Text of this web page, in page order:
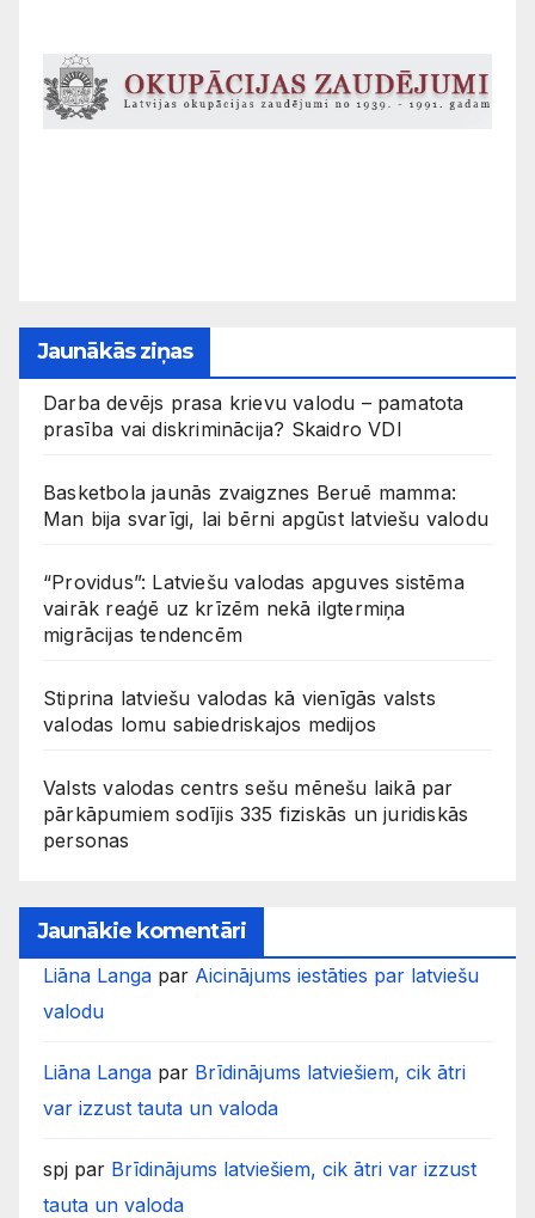
Jaunākās ziņas
Darba devējs prasa krievu valodu – pamatota
prasība vai diskriminācija? Skaidro VDI
Basketbola jaunās zvaigznes Beruē mamma:
Man bija svarīgi, lai bērni apgūst latviešu valodu
“Providus”: Latviešu valodas apguves sistēma
vairāk reaģē uz krīzēm nekā ilgtermiņa
migrācijas tendencēm
Stiprina latviešu valodas kā vienīgās valsts
valodas lomu sabiedriskajos medijos
Valsts valodas centrs sešu mēnešu laikā par
pārkāpumiem sodījis 335 fiziskās un juridiskās
personas
Jaunākie komentāri
Liāna Langa par Aicinājums iestāties par latviešu
valodu
Liāna Langa par Brīdinājums latviešiem, cik ātri
var izzust tauta un valoda
spj par Brīdinājums latviešiem, cik ātri var izzust
tauta un valoda